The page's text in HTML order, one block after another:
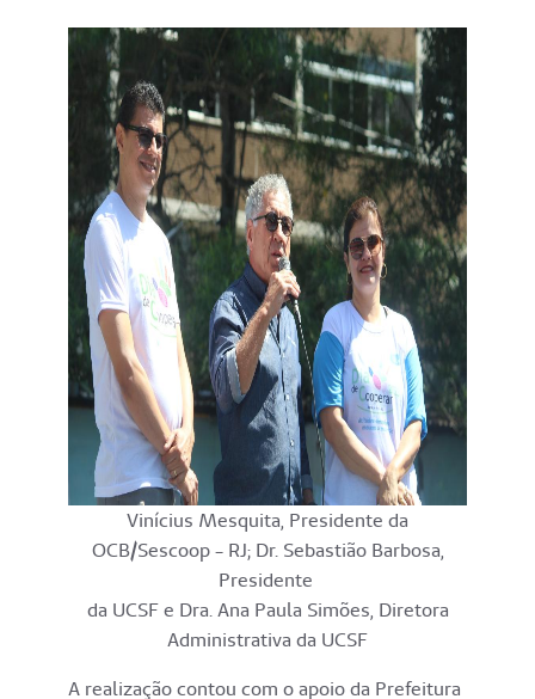
Vinícius Mesquita, Presidente da
OCB/Sescoop - RJ; Dr. Sebastião Barbosa,
Presidente
da UCSF e Dra. Ana Paula Simões, Diretora
Administrativa da UCSF
A realização contou com o apoio da Prefeitura